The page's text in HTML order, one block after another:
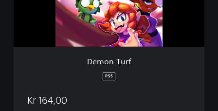
Demon Turf
PS5
Kr 164,00